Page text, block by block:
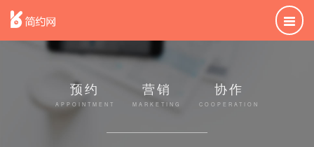
预约
APPOINTMENT
营销
MARKETING
协作
COOPERATION